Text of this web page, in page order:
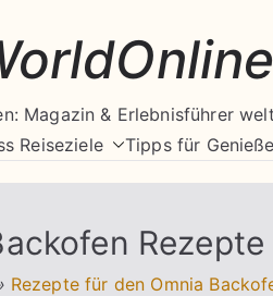
Magazin & Erlebnisführer
Reiseziele Tipps für
Rezepte
Rezepte für den Omnia